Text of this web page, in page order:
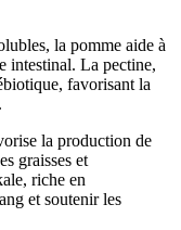
la pomme aide à
intestinal. La pectine,
favorisant la
la production de
graisses et
riche en
et soutenir les